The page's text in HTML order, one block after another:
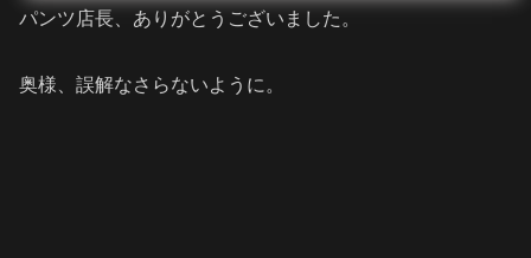
パンツ店長、ありがとうございました。
奥様、誤解なさらないように。